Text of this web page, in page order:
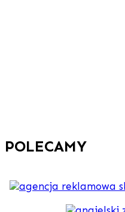
POLECAMY